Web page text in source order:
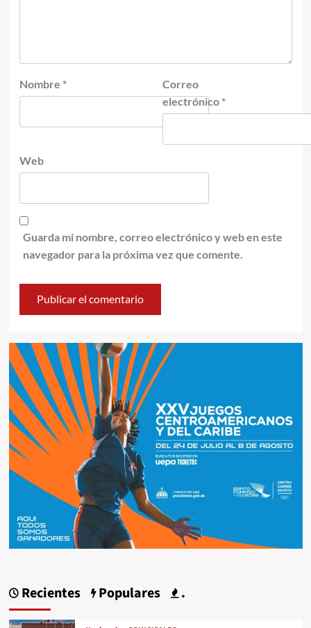
Nombre *
Correo
electrónico *
Web
Guarda mi nombre, correo electrónico y web en este
navegador para la próxima vez que comente.
Recientes Populares .